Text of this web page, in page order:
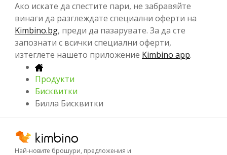
Ако искате да спестите пари, не забравяйте
винаги да разглеждате специални оферти на
Kimbino.bg, преди да пазарувате. За да сте
запознати с всички специални оферти,
изтеглете нашето приложение Kimbino app.
Продукти
Бисквитки
Билла Бисквитки
Най-новите брошури, предложения и